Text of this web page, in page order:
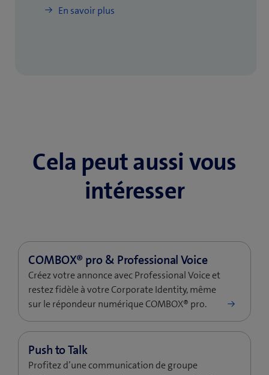
En savoir plus
Cela peut aussi vous
intéresser